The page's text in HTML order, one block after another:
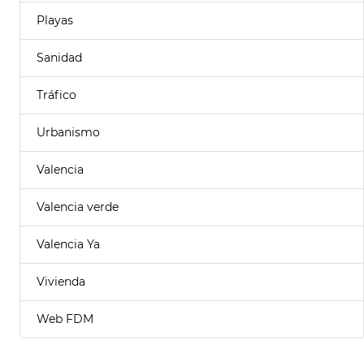
Playas
Sanidad
Tráfico
Urbanismo
Valencia
Valencia verde
Valencia Ya
Vivienda
Web FDM